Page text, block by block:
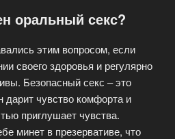
оральный секс?
этим вопросом, если
своего здоровья и регулярно
Безопасный секс – это
дарит чувство комфорта и
приглушает чувства.
минет в презервативе, что